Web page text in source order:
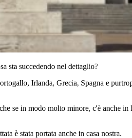
sta succedendo nel dettaglio?
Irlanda, Grecia, Spagna e
se in modo molto minore, c'è anche in
è stata portata anche in casa nostra.